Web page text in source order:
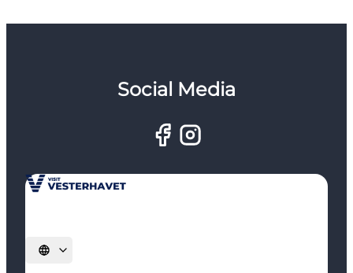
Social Media
Vælg sprog